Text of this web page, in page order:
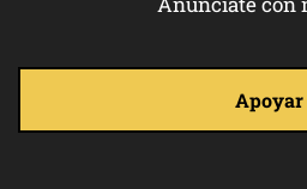
Apoyar